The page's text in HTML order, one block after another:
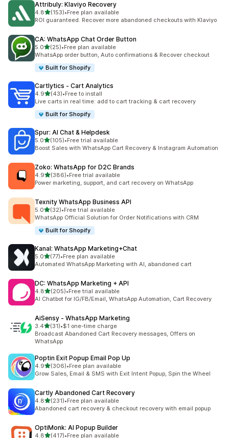
Attribuly: Klaviyo Recovery
4.85つ星中
(153)
合計レビュー数：153件
•Free plan available
ROI guaranteed. Recover more abandoned checkouts with Klaviyo
CA: WhatsApp Chat Order Button
5.05つ星中
(25)
合計レビュー数：25件
•Free plan available
WhatsApp order button, Auto confirmations & Recover checkout
Built for Shopify
Cartlytics ‑ Cart Analytics
4.95つ星中
(43)
合計レビュー数：43件
•Free to install
Live carts in real time: add to cart tracking & cart recovery
Built for Shopify
Spur: AI Chat & Helpdesk
5.05つ星中
(105)
合計レビュー数：105件
•Free trial available
Boost Sales with WhatsApp Cart Recovery & Instagram Automation
Zoko: WhatsApp for D2C Brands
4.95つ星中
(386)
合計レビュー数：386件
•Free trial available
Power marketing, support, and cart recovery on WhatsApp
Texnity WhatsApp Business API
5.05つ星中
(32)
合計レビュー数：32件
•Free trial available
WhatsApp Official Solution for Order Notifications with CRM
Built for Shopify
Kanal: WhatsApp Marketing+Chat
5.05つ星中
(77)
合計レビュー数：77件
•Free plan available
Automated WhatsApp Marketing with AI, abandoned cart
DC: WhatsApp Marketing + API
4.85つ星中
(205)
合計レビュー数：205件
•Free trial available
AI Chatbot for IG/FB/Email, WhatsApp Automation, Cart Recovery
AiSensy ‑ WhatsApp Marketing
3.45つ星中
(31)
合計レビュー数：31件
•$1 one-time charge
Broadcast Abandoned Cart Recovery messages, Offers on
WhatsApp
Poptin Exit Popup Email Pop Up
4.95つ星中
(306)
合計レビュー数：306件
•Free plan available
Grow Sales, Email & SMS with Exit Intent Popup, Spin the Wheel
Cartly Abandoned Cart Recovery
4.85つ星中
(231)
合計レビュー数：231件
•Free plan available
Abandoned cart recovery & checkout recovery with email popup
OptiMonk: AI Popup Builder
4.85つ星中
(417)•Free plan available